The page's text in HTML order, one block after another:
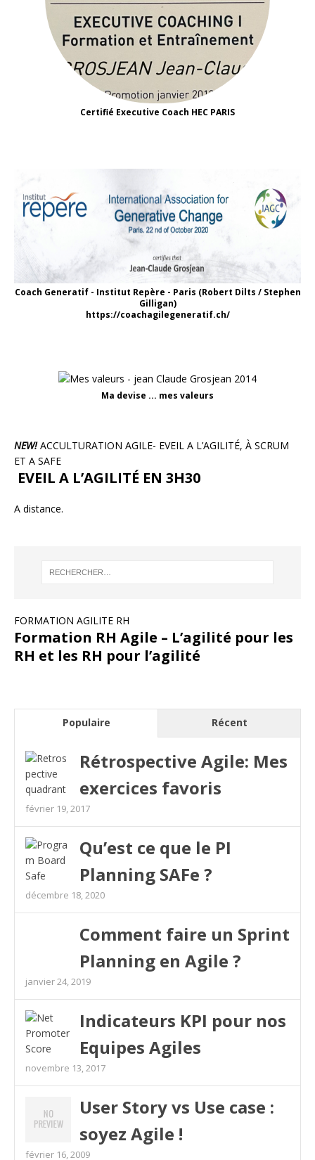
Certifié Executive Coach HEC PARIS
Coach Generatif - Institut Repère - Paris (Robert Dilts / Stephen
Gilligan)
https://coachagilegeneratif.ch/
Ma devise ... mes valeurs
NEW!ACCULTURATION AGILE- EVEIL A L’AGILITÉ, À SCRUM
ET A SAFE
EVEIL A L’AGILITÉ EN 3H30
A distance.
FORMATION AGILITE RH
Formation RH Agile – L’agilité pour les
RH et les RH pour l’agilité
Populaire Récent
Rétrospective Agile: Mes
exercices favoris
février 19, 2017
Qu’est ce que le PI
Planning SAFe ?
décembre 18, 2020
Comment faire un Sprint
Planning en Agile ?
janvier 24, 2019
Indicateurs KPI pour nos
Equipes Agiles
novembre 13, 2017
User Story vs Use case :
soyez Agile !
février 16, 2009